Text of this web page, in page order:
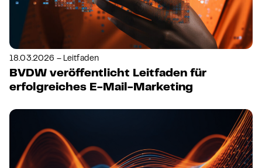
18.03.2026 – Leitfaden
BVDW veröffentlicht Leitfaden für
erfolgreiches E-Mail-Marketing